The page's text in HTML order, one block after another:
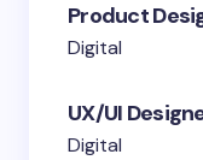
Product
Digital
UX/UI
Digital